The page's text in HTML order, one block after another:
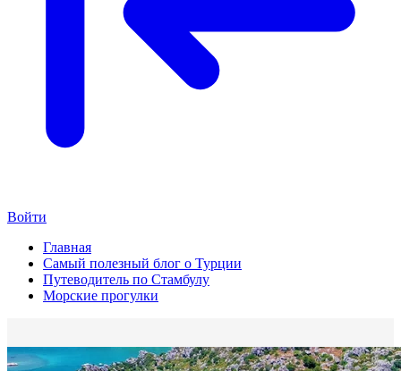
Войти
Главная
Самый полезный блог о Турции
Путеводитель по Стамбулу
Морские прогулки